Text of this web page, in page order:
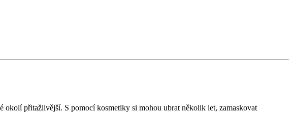
přitažlivější. S pomocí kosmetiky si mohou ubrat několik let, zamaskovat